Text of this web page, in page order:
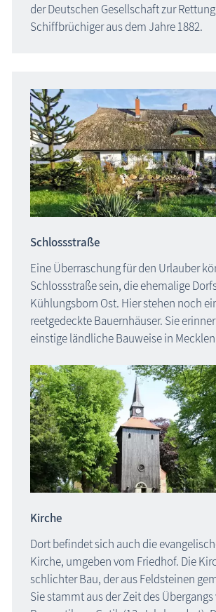
der Deutschen Gesellschaft zur Rettung
Schiffbrüchiger aus dem Jahre 1882.
Schlossstraße
Eine Überraschung für den Urlauber
Schlossstraße sein, die ehemalige
Kühlungsborn Ost. Hier stehen noch
reetgedeckte Bauernhäuser. Sie
einstige ländliche Bauweise in
Kirche
Dort befindet sich auch die
Kirche, umgeben vom Friedhof. Die
schlichter Bau, der aus Feldsteinen
Sie stammt aus der Zeit des